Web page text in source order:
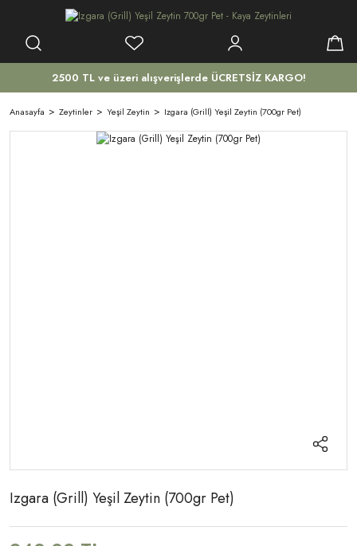
2500 TL ve üzeri alışverişlerde ÜCRETSİZ KARGO!
Anasayfa Zeytinler Yeşil Zeytin Izgara (Grill) Yeşil Zeytin (700gr Pet)
Izgara (Grill) Yeşil Zeytin (700gr Pet)